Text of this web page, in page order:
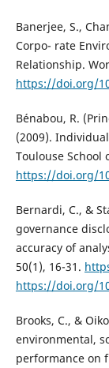
Banerjee, S.,
Corpo- rate
Relationship.
https://doi.org/
Bénabou, R.
(2009).
Toulouse School
https://doi.org/
Bernardi, C., &
governance
accuracy of
50(1), 16-31.
https://doi.org/
Brooks, C., &
environmental,
performance on